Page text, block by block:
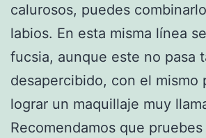
calurosos, puedes
labios. En esta misma línea
fucsia, aunque este no pasa
desapercibido, con el mismo
lograr un maquillaje muy
Recomendamos que